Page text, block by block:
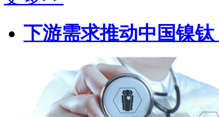
下游需求推动中国镍